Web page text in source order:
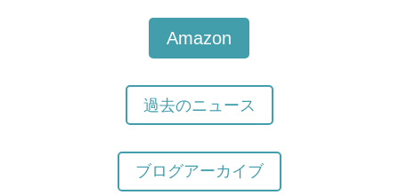
Amazon
過去のニュース
ブログアーカイブ